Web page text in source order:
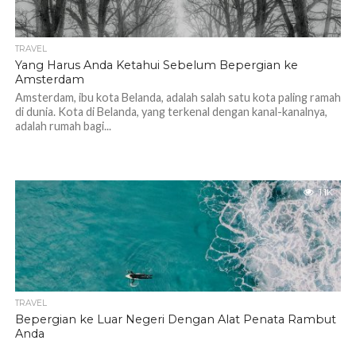
TRAVEL
Yang Harus Anda Ketahui Sebelum Bepergian ke
Amsterdam
Amsterdam, ibu kota Belanda, adalah salah satu kota paling ramah
di dunia. Kota di Belanda, yang terkenal dengan kanal-kanalnya,
adalah rumah bagi...
1.1K
TRAVEL
Bepergian ke Luar Negeri Dengan Alat Penata Rambut
Anda